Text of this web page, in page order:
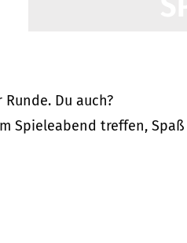
Du auch?
Spieleabend treffen,